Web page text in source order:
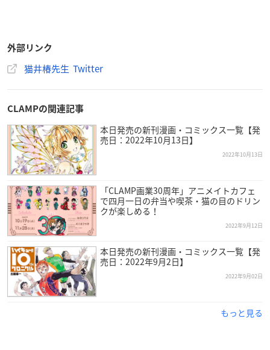
外部リンク
猫井椿先生 Twitter
CLAMPの関連記事
本日発売の新刊漫画・コミックス一覧【発
売日：2022年10月13日】
2022年10月13日
「CLAMP画業30周年」アニメイトカフェ
で四月一日の弁当や喫茶・猫の目のドリン
クが楽しめる！
2022年9月12日
本日発売の新刊漫画・コミックス一覧【発
売日：2022年9月2日】
2022年9月02日
もっと見る